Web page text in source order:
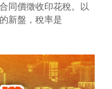
同價徵收印花稅。以
新盤，稅率是